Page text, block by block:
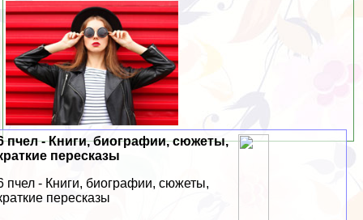
пчел - Книги, биографии, сюжеты,
пересказы
пчел - Книги, биографии, сюжеты,
пересказы